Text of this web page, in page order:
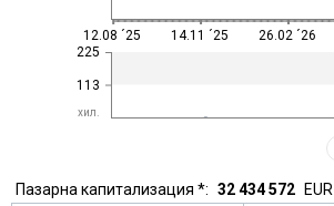
хил.
113
225
12.08 ´25 14.11 ´25 26.02 ´26
Пазарна капитализация *: 32 434 572 EUR